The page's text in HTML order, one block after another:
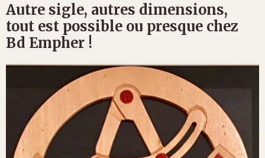
Autre sigle, autres dimensions,
tout est possible ou presque chez
Bd Empher !